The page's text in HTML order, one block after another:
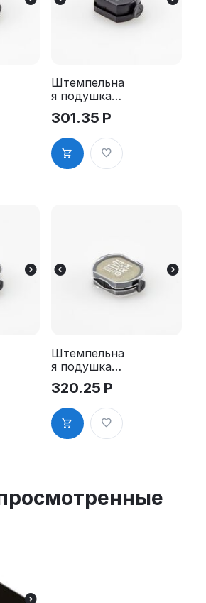
Штемпельна
я подушка
для GRM R17
2Pads, синяя
301.35 Р
Штемпельна
я подушка
для GRM
R24 2Pads,
синяя
320.25 Р